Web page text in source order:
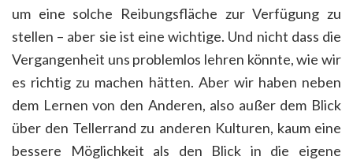
um eine solche Reibungsfläche zur Verfügung zu
stellen – aber sie ist eine wichtige. Und nicht dass die
Vergangenheit uns problemlos lehren könnte, wie wir
es richtig zu machen hätten. Aber wir haben neben
dem Lernen von den Anderen, also außer dem Blick
über den Tellerrand zu anderen Kulturen, kaum eine
bessere Möglichkeit als den Blick in die eigene